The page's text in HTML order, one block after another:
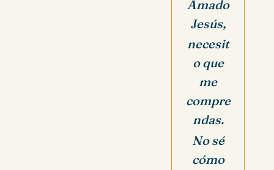
Amado
Jesús,
necesit
o que
me
compre
ndas.
No sé
cómo